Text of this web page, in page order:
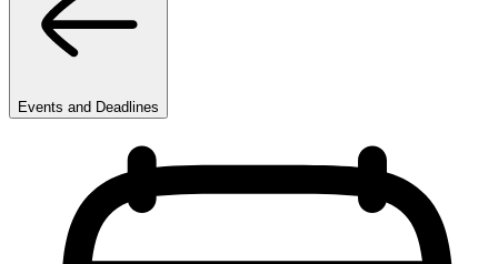
Events and Deadlines